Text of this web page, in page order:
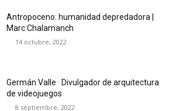
Antropoceno: humanidad depredadora |
Marc Chalamanch
14 octubre, 2022
Germán Valle · Divulgador de arquitectura
de videojuegos
8 septiembre, 2022